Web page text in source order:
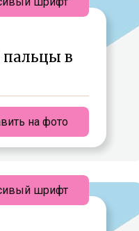
в
на фото
шрифт